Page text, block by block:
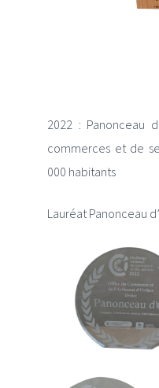
2022 : Panonceau
commerces et de
000 habitants
Lauréat Panonceau